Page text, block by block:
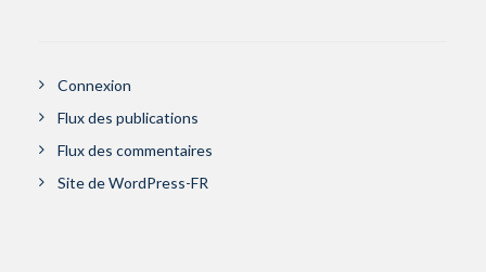
Connexion
Flux des publications
Flux des commentaires
Site de WordPress-FR